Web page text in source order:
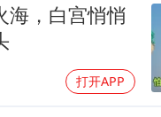
海，白宫悄悄
打开APP